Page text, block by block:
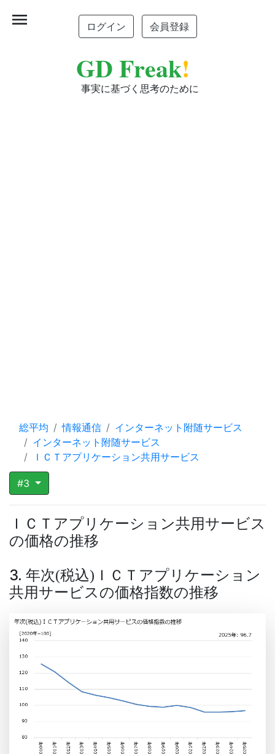
ログイン 会員登録
GD Freak!
事実に基づく思考のために
menu
総平均 情報通信
インターネット附随サービス
インターネット附随サービス
ＩＣＴアプリケーション共用サービス
#3
ＩＣＴアプリケーション共用サービス
の価格の推移
3. 年次(税込) ＩＣＴアプリケーション
共用サービスの価格指数の推移